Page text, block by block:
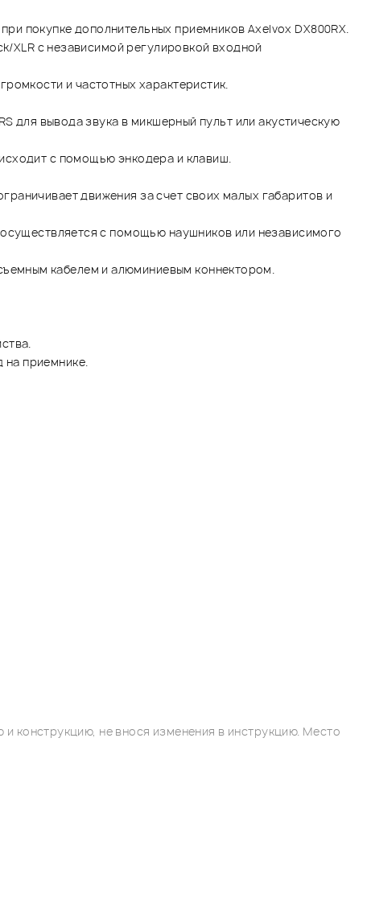
покупке дополнительных приемников Axelvox DX800RX.
XLR с независимой регулировкой входной
и частотных характеристик.
для вывода звука в микшерный пульт или акустическую
с помощью энкодера и клавиш.
движения за счет своих малых габаритов и
с помощью наушников или независимого
кабелем и алюминиевым коннектором.
на приемнике.
конструкцию, не внося изменения в инструкцию. Место